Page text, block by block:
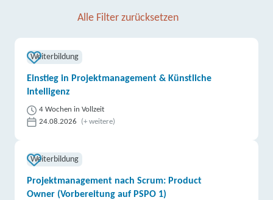
Alle Filter zurücksetzen
Weiterbildung
Einstieg in Projektmanagement & Künstliche
Intelligenz
4 Wochen in Vollzeit
24.08.2026
(+ weitere)
Weiterbildung
Projektmanagement nach Scrum: Product
Owner (Vorbereitung auf PSPO 1)